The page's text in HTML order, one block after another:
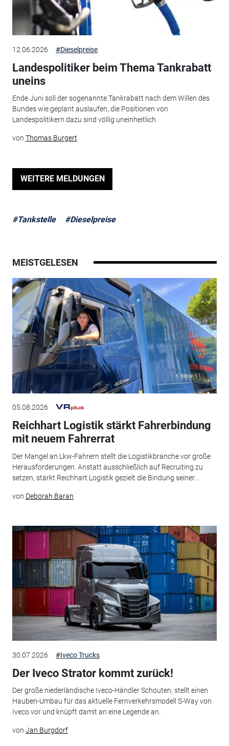
12.06.2026 #Dieselpreise
Landespolitiker beim Thema Tankrabatt
uneins
Ende Juni soll der sogenannte Tankrabatt nach dem Willen des
Bundes wie geplant auslaufen, die Positionen von
Landespolitikern dazu sind völlig uneinheitlich.
von Thomas Burgert
WEITERE MELDUNGEN
#Tankstelle #Dieselpreise
MEISTGELESEN
05.08.2026
Reichhart Logistik stärkt Fahrerbindung
mit neuem Fahrerrat
Der Mangel an Lkw-Fahrern stellt die Logistikbranche vor große
Herausforderungen. Anstatt ausschließlich auf Recruiting zu
setzen, stärkt Reichhart Logistik gezielt die Bindung seiner...
von Deborah Baran
30.07.2026 #Iveco Trucks
Der Iveco Strator kommt zurück!
Der große niederländische Iveco-Händler Schouten, stellt einen
Hauben-Umbau für das aktuelle Fernverkehrsmodell S-Way von
Iveco vor und knüpft damit an eine Legende an.
von Jan Burgdorf